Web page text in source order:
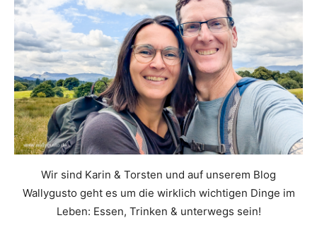
Wir sind Karin & Torsten und auf unserem Blog
Wallygusto geht es um die wirklich wichtigen Dinge im
Leben: Essen, Trinken & unterwegs sein!